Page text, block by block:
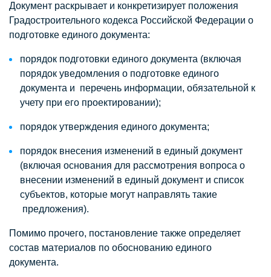
Документ раскрывает и конкретизирует положения
Градостроительного кодекса Российской Федерации о
подготовке единого документа:
порядок подготовки единого документа (включая
порядок уведомления о подготовке единого
документа и перечень информации, обязательной к
учету при его проектировании);
порядок утверждения единого документа;
порядок внесения изменений в единый документ
(включая основания для рассмотрения вопроса о
внесении изменений в единый документ и список
субъектов, которые могут направлять такие
предложения).
Помимо прочего, постановление также определяет
состав материалов по обоснованию единого
документа.